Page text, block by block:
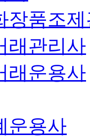
장품조
래관리사
래운용사
운용사